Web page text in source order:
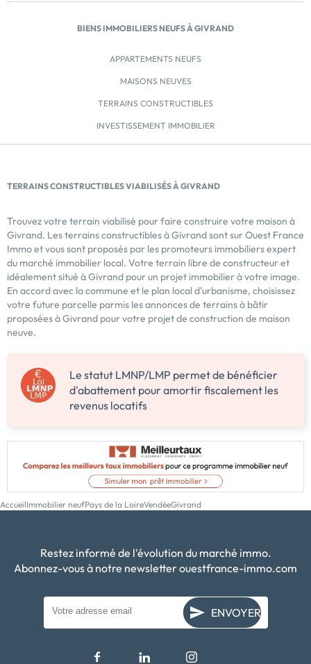
BIENS IMMOBILIERS NEUFS À GIVRAND
APPARTEMENTS NEUFS
MAISONS NEUVES
TERRAINS CONSTRUCTIBLES
INVESTISSEMENT IMMOBILIER
TERRAINS CONSTRUCTIBLES VIABILISÉS À GIVRAND
Trouvez votre terrain viabilisé pour faire construire votre maison à
Givrand. Les terrains constructibles à Givrand sont sur Ouest France
Immo et vous sont proposés par les promoteurs immobiliers expert
du marché immobilier local. Votre terrain libre de constructeur et
idéalement situé à Givrand pour un projet immobilier à votre image.
En accord avec la commune et le plan local d'urbanisme, choisissez
votre future parcelle parmis les annonces de terrains à bâtir
proposées à Givrand pour votre projet de construction de maison
neuve.
Le statut LMNP/LMP permet de bénéficier
d'abattement pour amortir fiscalement les
revenus locatifs
AccueilImmobilier neufPays de la LoireVendéeGivrand
Restez informé de l'évolution du marché immo.
Abonnez-vous à notre newsletter ouestfrance-immo.com
ENVOYER